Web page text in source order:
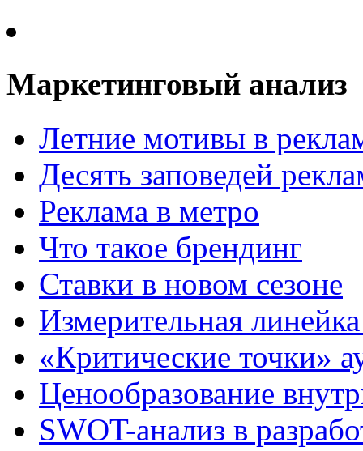
Маркетинговый анализ
Летние мотивы в
Десять заповедей
Реклама в метро
Что такое брендинг
Ставки в новом сезоне
Измерительная
«Критические точки»
Ценообразование
SWOT-анализ в